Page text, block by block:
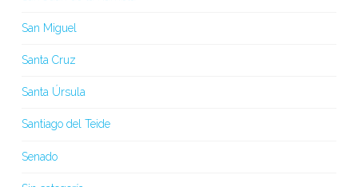
San Miguel
Santa Cruz
Santa Úrsula
Santiago del Teide
Senado